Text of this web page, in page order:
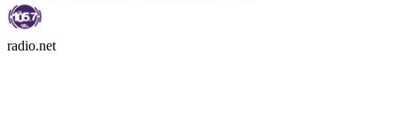
radio.net